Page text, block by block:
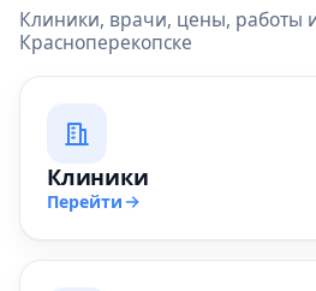
Клиники, врачи, цены, работы
Красноперекопске
Клиники
Перейти